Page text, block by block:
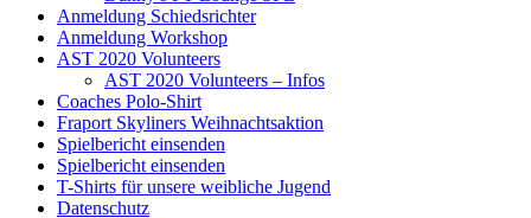
Anmeldung Schiedsrichter
Anmeldung Workshop
AST 2020 Volunteers
AST 2020 Volunteers – Infos
Coaches Polo-Shirt
Fraport Skyliners Weihnachtsaktion
Spielbericht einsenden
Spielbericht einsenden
T-Shirts für unsere weibliche Jugend
Datenschutz